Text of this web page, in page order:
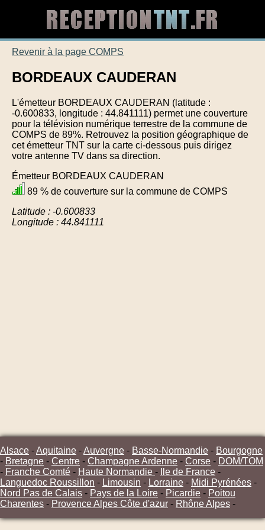
Revenir à la page COMPS
BORDEAUX CAUDERAN
L'émetteur BORDEAUX CAUDERAN (latitude :
-0.600833, longitude : 44.841111) permet une couverture
pour la télévision numérique terrestre de la commune de
COMPS de 89%. Retrouvez la position géographique de
cet émetteur TNT sur la carte ci-dessous puis dirigez
votre antenne TV dans sa direction.
Émetteur BORDEAUX CAUDERAN
89 % de couverture sur la commune de COMPS
Latitude : -0.600833
Longitude : 44.841111
Alsace -Aquitaine -Auvergne - Basse-Normandie - Bourgogne
- Bretagne - Centre - Champagne Ardenne - Corse - DOM/TOM
- Franche Comté - Haute Normandie - Ile de France -
Languedoc Roussillon - Limousin - Lorraine - Midi Pyrénées -
Nord Pas de Calais - Pays de la Loire - Picardie - Poitou
Charentes - Provence Alpes Côte d'azur - Rhône Alpes -